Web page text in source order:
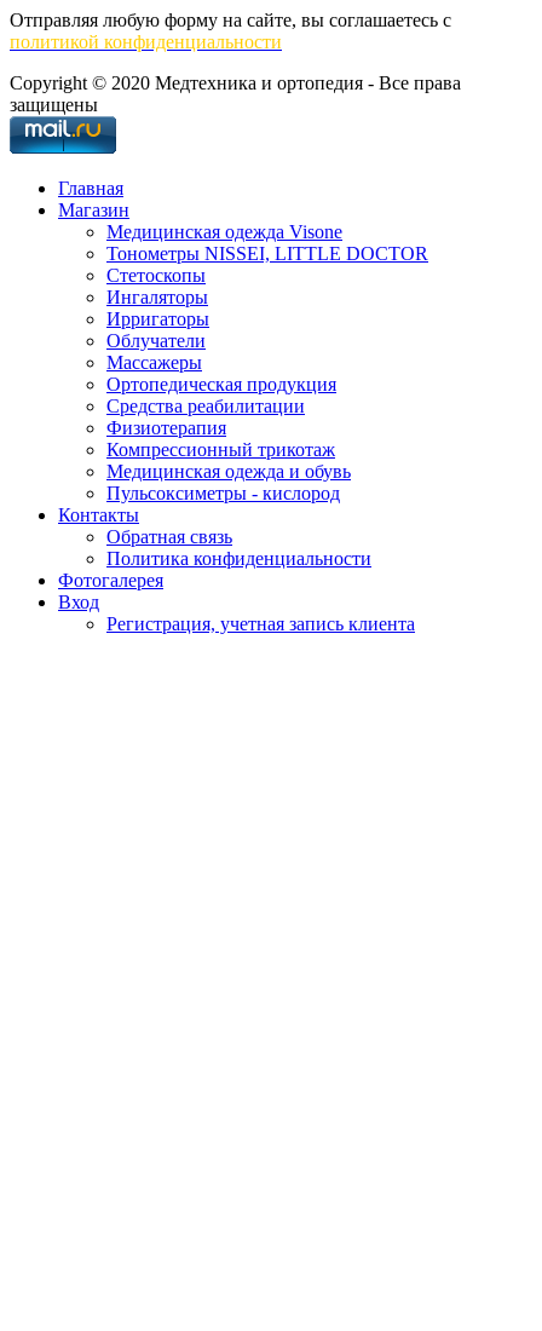
Отправляя любую форму на сайте, вы соглашаетесь с
политикой конфиденциальности
Copyright © 2020 Медтехника и ортопедия - Все права
защищены
Главная
Магазин
Медицинская одежда Visone
Тонометры NISSEI, LITTLE DOCTOR
Cтетоскопы
Ингаляторы
Ирригаторы
Облучатели
Массажеры
Ортопедическая продукция
Средства реабилитации
Физиотерапия
Компрессионный трикотаж
Медицинская одежда и обувь
Пульсоксиметры - кислород
Контакты
Обратная связь
Политика конфиденциальности
Фотогалерея
Вход
Регистрация, учетная запись клиента